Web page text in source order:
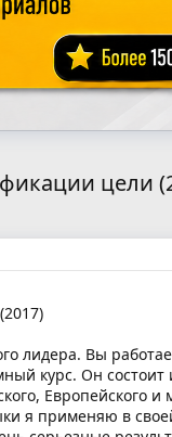
цели
лидера. Вы
курс. Он
Европейского
я применяю в